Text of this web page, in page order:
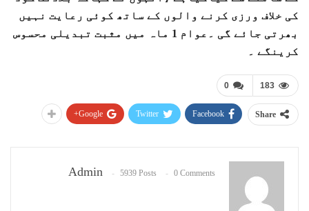
کی خلاف ورزی کرنے والوں کے ساتھ کوئی رعایت نہیں
بھرتی جائے گی ۔عوام 1 ماہ میں مثبت تبدیلی محسوس
کرینگے ۔
0 183
Share
Facebook
Twitter
Google+
Admin 5939 Posts 0 Comments